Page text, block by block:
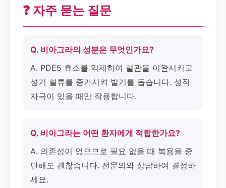
❓ 자주 묻는 질문
Q. 비아그라의 성분은 무엇인가요?
A. PDE5 효소를 억제하여 혈관을 이완시키고
성기 혈류를 증가시켜 발기를 돕습니다. 성적
자극이 있을 때만 작용합니다.
Q. 비아그라는 어떤 환자에게 적합한가요?
A. 의존성이 없으므로 필요 없을 때 복용을 중
단해도 괜찮습니다. 전문의와 상담하여 결정하
세요.